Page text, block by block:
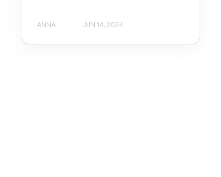
ANNA JUN 14, 2024